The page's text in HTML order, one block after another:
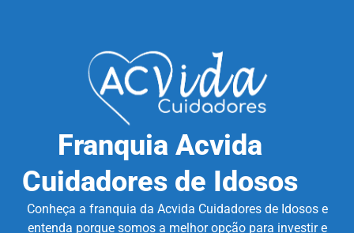
Franquia Acvida
Cuidadores de Idosos
Conheça a franquia da Acvida Cuidadores de Idosos e
entenda porque somos a melhor opção para investir e